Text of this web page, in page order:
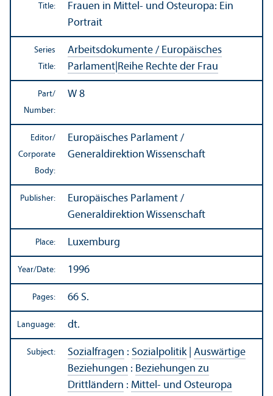
Title:
Frauen in Mittel- und Osteuropa: Ein
Portrait
Series
Title:
Arbeitsdokumente / Europäisches
Parlament Reihe Rechte der Frau
Part/
Number:
W 8
Editor/
Corporate
Body:
Europäisches Parlament /
Generaldirektion Wissenschaft
Publisher:
Europäisches Parlament /
Generaldirektion Wissenschaft
Place: Luxemburg
Year/Date: 1996
Pages: 66 S.
Language: dt.
Subject: Sozialfragen : Sozialpolitik| Auswärtige
Beziehungen : Beziehungen zu
Drittländern : Mittel- und Osteuropa